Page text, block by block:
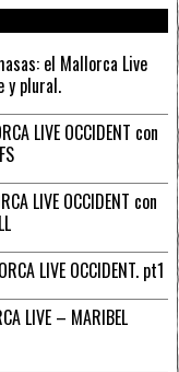
el Mallorca Live
y plural.
LIVE OCCIDENT con
LIVE OCCIDENT con
LIVE OCCIDENT. pt1
LIVE – MARIBEL